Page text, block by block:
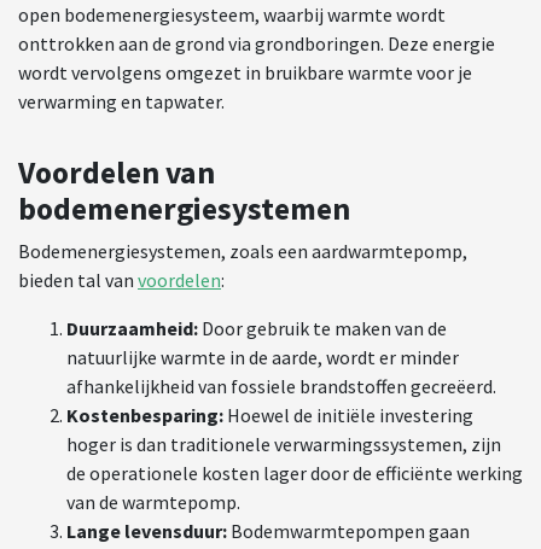
open bodemenergiesysteem, waarbij warmte wordt
onttrokken aan de grond via grondboringen. Deze energie
wordt vervolgens omgezet in bruikbare warmte voor je
verwarming en tapwater.
Voordelen van
bodemenergiesystemen
Bodemenergiesystemen, zoals een aardwarmtepomp,
bieden tal van voordelen:
Duurzaamheid: Door gebruik te maken van de
natuurlijke warmte in de aarde, wordt er minder
afhankelijkheid van fossiele brandstoffen gecreëerd.
Kostenbesparing: Hoewel de initiële investering
hoger is dan traditionele verwarmingssystemen, zijn
de operationele kosten lager door de efficiënte werking
van de warmtepomp.
Lange levensduur: Bodemwarmtepompen gaan